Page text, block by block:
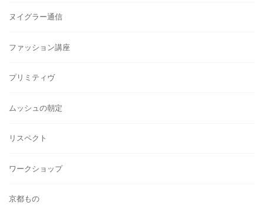
ヌイグラー通信
ファッション講座
プリミティヴ
ムッシュの朝定
リスペクト
ワークショップ
京都もの